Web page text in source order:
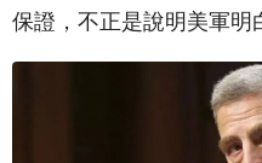
保證，不正是說明美軍明